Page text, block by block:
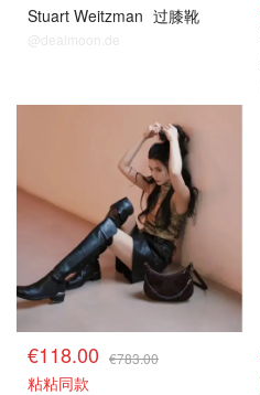
Stuart Weitzman 过膝靴
@dealmoon.de
€118.00 €783.00
粘粘同款